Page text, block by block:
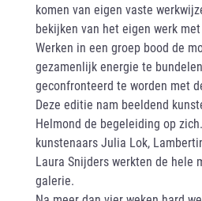
komen van eigen vaste
bekijken van het eigen werk
Werken in een groep bood de
gezamenlijk energie te
geconfronteerd te worden met
Deze editie nam beeldend
Helmond de begeleiding op
kunstenaars Julia Lok,
Laura Snijders werkten de hele
galerie.